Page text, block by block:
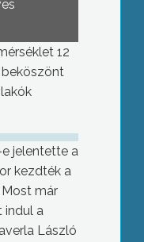
12
jelentette a
kezdték a
már
indul a
László